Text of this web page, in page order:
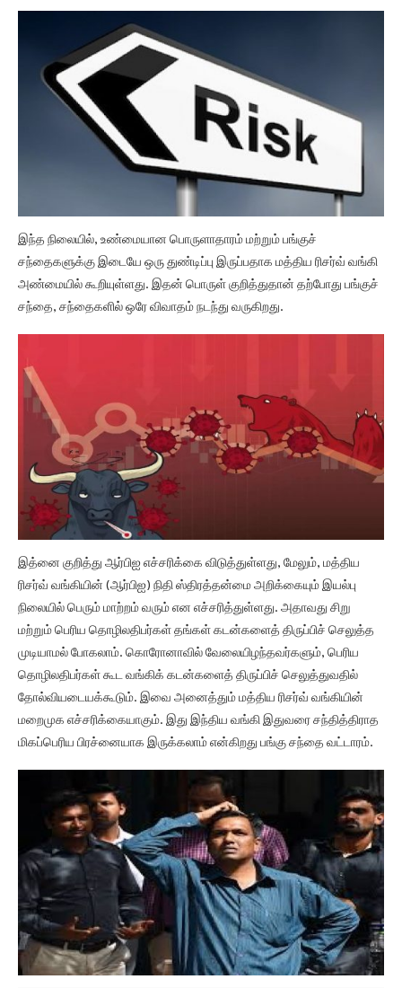
இந்த நிலையில், உண்மையான பொருளாதாரம் மற்றும் பங்குச்
சந்தைகளுக்கு இடையே ஒரு துண்டிப்பு இருப்பதாக மத்திய ரிசர்வ் வங்கி
அண்மையில் கூறியுள்ளது. இதன் பொருள் குறித்துதான் தற்போது பங்குச்
சந்தை, சந்தைகளில் ஒரே விவாதம் நடந்து வருகிறது.
இத்னை குறித்து ஆர்பிஐ எச்சரிக்கை விடுத்துள்ளது, மேலும், மத்திய
ரிசர்வ் வங்கியின் (ஆர்பிஐ) நிதி ஸ்திரத்தன்மை அறிக்கையும் இயல்பு
நிலையில் பெரும் மாற்றம் வரும் என எச்சரித்துள்ளது. அதாவது சிறு
மற்றும் பெரிய தொழிலதிபர்கள் தங்கள் கடன்களைத் திருப்பிச் செலுத்த
முடியாமல் போகலாம். கொரோனாவில் வேலையிழந்தவர்களும், பெரிய
தொழிலதிபர்கள் கூட வங்கிக் கடன்களைத் திருப்பிச் செலுத்துவதில்
தோல்வியடையக்கூடும். இவை அனைத்தும் மத்திய ரிசர்வ் வங்கியின்
மறைமுக எச்சரிக்கையாகும். இது இந்திய வங்கி இதுவரை சந்தித்திராத
மிகப்பெரிய பிரச்னையாக இருக்கலாம் என்கிறது பங்கு சந்தை வட்டாரம்.